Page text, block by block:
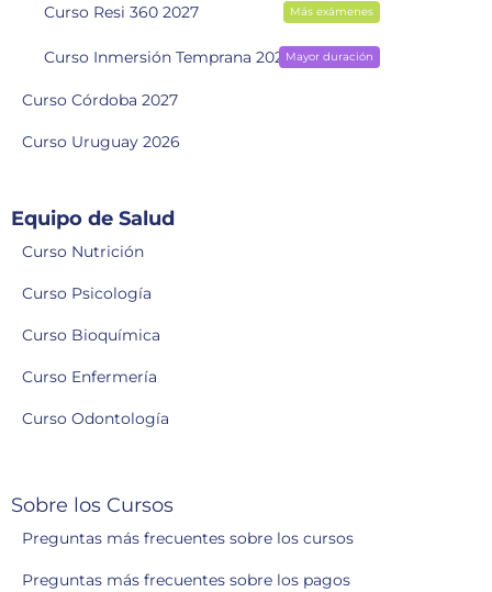
Curso Resi 360 2027 Más exámenes
Curso Inmersión Temprana 2028Mayor duración
Curso Córdoba 2027
Curso Uruguay 2026
Equipo de Salud
Curso Nutrición
Curso Psicología
Curso Bioquímica
Curso Enfermería
Curso Odontología
Sobre los Cursos
Preguntas más frecuentes sobre los cursos
Preguntas más frecuentes sobre los pagos